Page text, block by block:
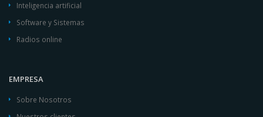
Inteligencia artificial
Software y Sistemas
Radios online
EMPRESA
Sobre Nosotros